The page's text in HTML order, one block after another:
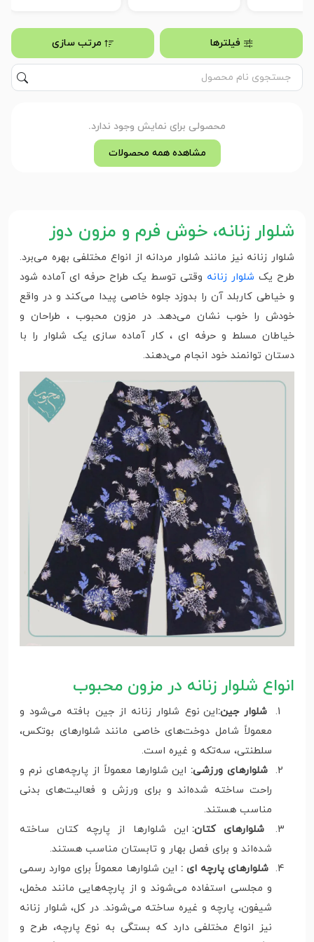
فیلترها مرتب سازی
محصولی برای نمایش وجود ندارد.
مشاهده همه محصولات
شلوار زنانه، خوش فرم و مزون دوز
شلوار زنانه نیز مانند شلوار مردانه از انواع مختلفی بهره می‌برد.
طرح یک شلوار زنانه وقتی توسط یک طراح حرفه ای آماده شود
و خیاطی کاربلد آن را بدوزد جلوه خاصی پیدا می‌کند و در واقع
خودش را خوب نشان می‌دهد. در مزون محبوب ، طراحان و
خیاطان مسلط و حرفه ای ، کار آماده سازی یک شلوار را با
دستان توانمند خود انجام می‌دهند.
انواع شلوار زنانه در مزون محبوب
شلوار جین:این نوع شلوار زنانه از جین بافته می‌شود و
معمولاً شامل دوخت‌های خاصی مانند شلوارهای بوتکس،
سلطنتی، سه‌تکه و غیره است.
شلوارهای ورزشی: این شلوارها معمولاً از پارچه‌های نرم و
راحت ساخته شده‌اند و برای ورزش و فعالیت‌های بدنی
مناسب هستند.
شلوارهای کتان: این شلوارها از پارچه کتان ساخته
شده‌اند و برای فصل بهار و تابستان مناسب هستند.
شلوارهای پارچه ای : این شلوارها معمولاً برای موارد رسمی
و مجلسی استفاده می‌شوند و از پارچه‌هایی مانند مخمل،
شیفون، پارچه و غیره ساخته می‌شوند. در کل، شلوار زنانه
نیز انواع مختلفی دارد که بستگی به نوع پارچه، طرح و